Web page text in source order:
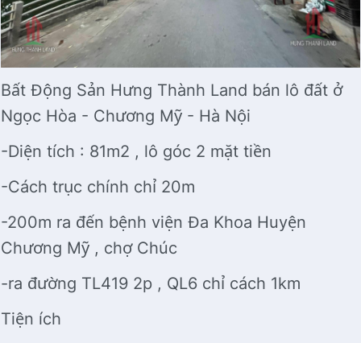
Bất Động Sản Hưng Thành Land bán lô đất ở
Ngọc Hòa - Chương Mỹ - Hà Nội
-Diện tích : 81m2 , lô góc 2 mặt tiền
-Cách trục chính chỉ 20m
-200m ra đến bệnh viện Đa Khoa Huyện
Chương Mỹ , chợ Chúc
-ra đường TL419 2p , QL6 chỉ cách 1km
Tiện ích